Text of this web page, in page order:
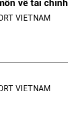
về tài chính
VIETNAM
VIETNAM